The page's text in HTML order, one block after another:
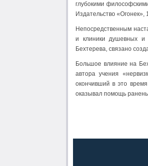
глубокими
Издательство «Огонек»,
Непосредственным
и клиники душевных и
Бехтерева, связано
Большое влияние на
автора учения
окончивший в это
оказывал помощь